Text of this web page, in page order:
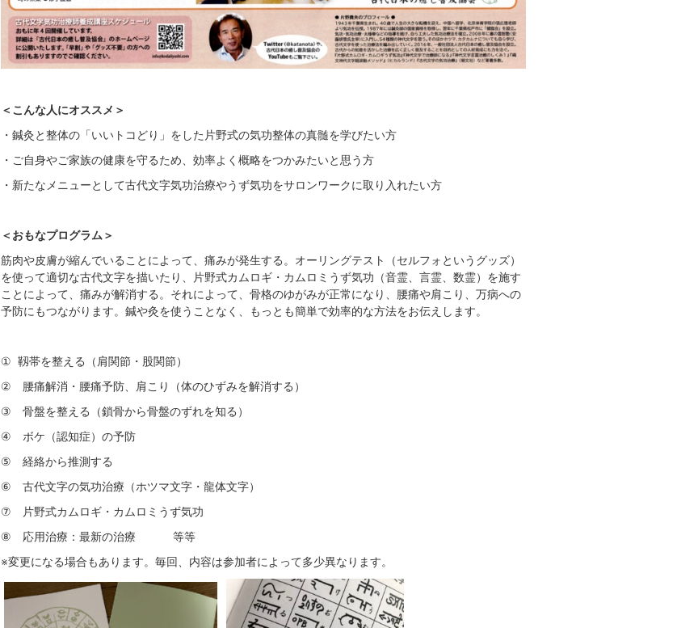
＜こんな人にオススメ＞
・鍼灸と整体の「いいトコどり」をした片野式の気功整体の真髄を学びたい方
・ご自身やご家族の健康を守るため、効率よく概略をつかみたいと思う方
・新たなメニューとして古代文字気功治療やうず気功をサロンワークに取り入れたい方
＜おもなプログラム＞
筋肉や皮膚が縮んでいることによって、痛みが発生する。オーリングテスト（セルフォというグッズ）
を使って適切な古代文字を描いたり、片野式カムロギ・カムロミうず気功（音霊、言霊、数霊）を施す
ことによって、痛みが解消する。それによって、骨格のゆがみが正常になり、腰痛や肩こり、万病への
予防にもつながります。鍼や灸を使うことなく、もっとも簡単で効率的な方法をお伝えします。
① 靱帯を整える（肩関節・股関節）
② 腰痛解消・腰痛予防、肩こり（体のひずみを解消する）
③ 骨盤を整える（鎖骨から骨盤のずれを知る）
④ ボケ（認知症）の予防
⑤ 経絡から推測する
⑥ 古代文字の気功治療（ホツマ文字・龍体文字）
⑦ 片野式カムロギ・カムロミうず気功
⑧ 応用治療：最新の治療 等等
※変更になる場合もあります。毎回、内容は参加者によって多少異なります。